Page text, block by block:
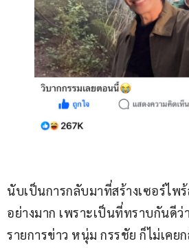
นับเป็นการกลับมาที่สร้างเซอร์ไ
อย่างมาก เพราะเป็นที่ทราบกันดี
รายการข่าว หนุ่ม กรรชัย ก็ไม่เคย